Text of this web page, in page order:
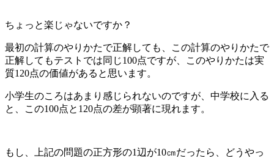
ちょっと楽じゃないですか？
最初の計算のやりかたで正解しても、この計算のやりかたで
正解してもテストでは同じ100点ですが、このやりかたは実
質120点の価値があると思います。
小学生のころはあまり感じられないのですが、中学校に入る
と、この100点と120点の差が顕著に現れます。
もし、上記の問題の正方形の1辺が10㎝だったら、どうやっ